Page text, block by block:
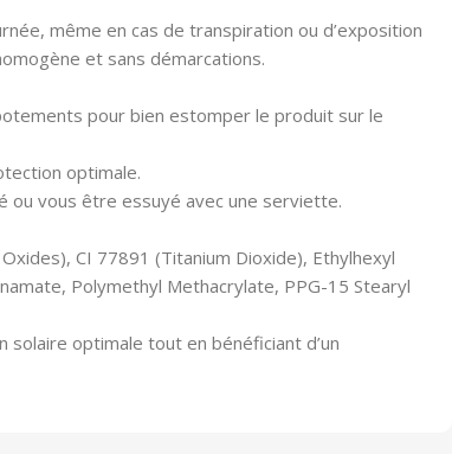
même en cas de transpiration ou d’exposition
et sans démarcations.
pour bien estomper le produit sur le
optimale.
ou vous être essuyé avec une serviette.
CI 77891 (Titanium Dioxide), Ethylhexyl
Polymethyl Methacrylate, PPG-15 Stearyl
optimale tout en bénéficiant d’un